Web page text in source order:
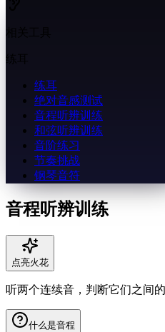
练耳
练耳
绝对音感测试
音程听辨训练
和弦听辨训练
音阶练习
节奏挑战
钢琴音符
音程听辨训练
点亮火花
听两个连续音，判断它们之间
什么是音程